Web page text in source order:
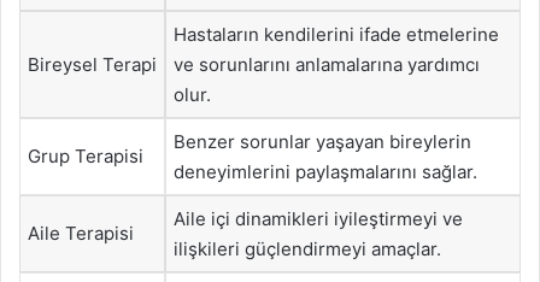
Bireysel Terapi
Hastaların kendilerini ifade etmelerine
ve sorunlarını anlamalarına yardımcı
olur.
Grup Terapisi
Benzer sorunlar yaşayan bireylerin
deneyimlerini paylaşmalarını sağlar.
Aile Terapisi
Aile içi dinamikleri iyileştirmeyi ve
ilişkileri güçlendirmeyi amaçlar.